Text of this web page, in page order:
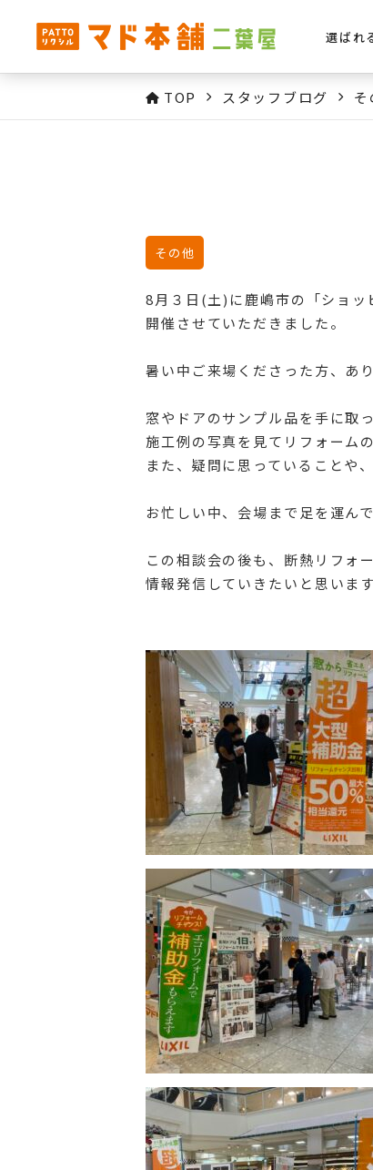
選ばれ
TOP スタッフブログ そ
その他
8月３日(土)に鹿嶋市の「ショッ
開催させていただきました。
暑い中ご来場くださった方、あ
窓やドアのサンプル品を手に取
施工例の写真を見てリフォーム
また、疑問に思っていることや
お忙しい中、会場まで足を運ん
この相談会の後も、断熱リフォ
情報発信していきたいと思います